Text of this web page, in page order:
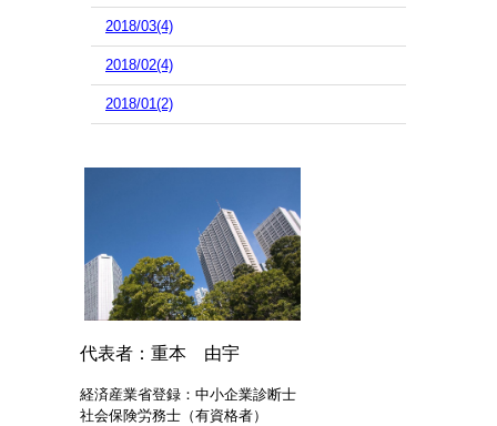
2018/03(4)
2018/02(4)
2018/01(2)
代表者：重本 由宇
経済産業省登録：中小企業診断士
社会保険労務士（有資格者）